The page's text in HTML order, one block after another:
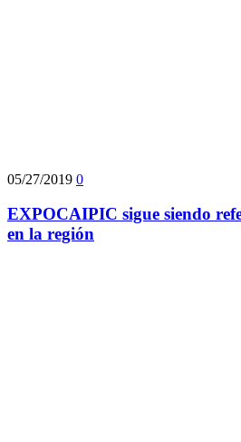
05/27/2019 0
EXPOCAIPIC sigue siendo
en la región